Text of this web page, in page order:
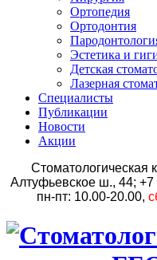
Ортопедия
Ортодонтия
Эстетика и
Детская
Лазерная
Специалисты
Публикации
Новости
Акции
Стоматологическая
Алтуфьевское ш., 44; +7
пн-пт: 10.00-20.00,